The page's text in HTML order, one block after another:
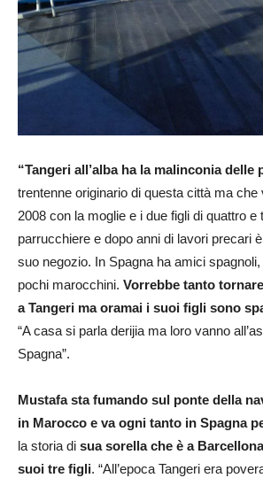
“Tangeri all’alba ha la malinconia delle
trentenne originario di questa città ma che
2008 con la moglie e i due figli di quattro e
parrucchiere e dopo anni di lavori precari
suo negozio. In Spagna ha amici
pochi marocchini. Vorrebbe tanto
a Tangeri ma oramai i suoi figli sono
“A casa si parla derijia ma loro vanno
Spagna”.
Mustafa sta fumando sul ponte della
in Marocco e va ogni tanto in Spagna
la storia di sua sorella che è a
suoi tre figli. “All’epoca Tangeri era